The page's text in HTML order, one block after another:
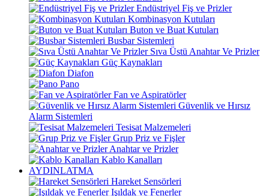
Endüstriyel Fiş ve Prizler
Kombinasyon Kutuları
Buton ve Buat Kutuları
Busbar Sistemleri
Sıva Üstü Anahtar Ve Prizler
Güç Kaynakları
Diafon
Pano
Fan ve Aspiratörler
Güvenlik ve Hırsız
Alarm Sistemleri
Tesisat Malzemeleri
Grup Priz ve Fişler
Anahtar ve Prizler
Kablo Kanalları
AYDINLATMA
Hareket Sensörleri
Işıldak ve Fenerler